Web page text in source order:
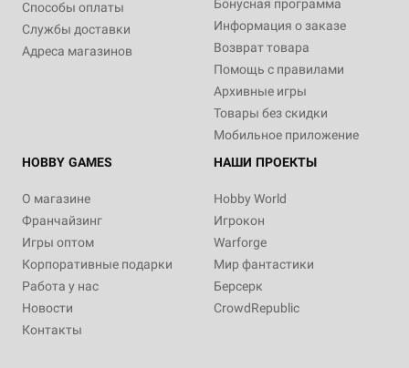
Способы оплаты
Службы доставки
Адреса магазинов
Бонусная программа
Информация о заказе
Возврат товара
Помощь с правилами
Архивные игры
Товары без скидки
Мобильное приложение
HOBBY GAMES
О магазине
Франчайзинг
Игры оптом
Корпоративные подарки
Работа у нас
Новости
Контакты
НАШИ ПРОЕКТЫ
Hobby World
Игрокон
Warforge
Мир фантастики
Берсерк
CrowdRepublic